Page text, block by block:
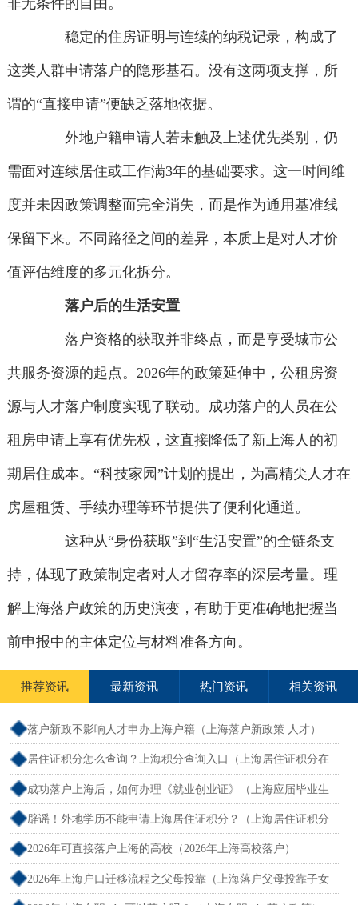
非无条件的自由。
稳定的住房证明与连续的纳税记录，构成了
这类人群申请落户的隐形基石。没有这两项支撑，所
谓的“直接申请”便缺乏落地依据。
外地户籍申请人若未触及上述优先类别，仍
需面对连续居住或工作满3年的基础要求。这一时间维
度并未因政策调整而完全消失，而是作为通用基准线
保留下来。不同路径之间的差异，本质上是对人才价
值评估维度的多元化拆分。
落户后的生活安置
落户资格的获取并非终点，而是享受城市公
共服务资源的起点。2026年的政策延伸中，公租房资
源与人才落户制度实现了联动。成功落户的人员在公
租房申请上享有优先权，这直接降低了新上海人的初
期居住成本。“科技家园”计划的提出，为高精尖人才在
房屋租赁、手续办理等环节提供了便利化通道。
这种从“身份获取”到“生活安置”的全链条支
持，体现了政策制定者对人才留存率的深层考量。理
解上海落户政策的历史演变，有助于更准确地把握当
前申报中的主体定位与材料准备方向。
推荐资讯 最新资讯 热门资讯 相关资讯
落户新政不影响人才申办上海户籍（上海落户新政策 人才）
居住证积分怎么查询？上海积分查询入口（上海居住证积分在
哪查）
成功落户上海后，如何办理《就业创业证》（上海应届毕业生
创业落户）
辟谣！外地学历不能申请上海居住证积分？（上海居住证积分
外地大专可以吗）
2026年可直接落户上海的高校（2026年上海高校落户）
2026年上海户口迁移流程之父母投靠（上海落户父母投靠子女